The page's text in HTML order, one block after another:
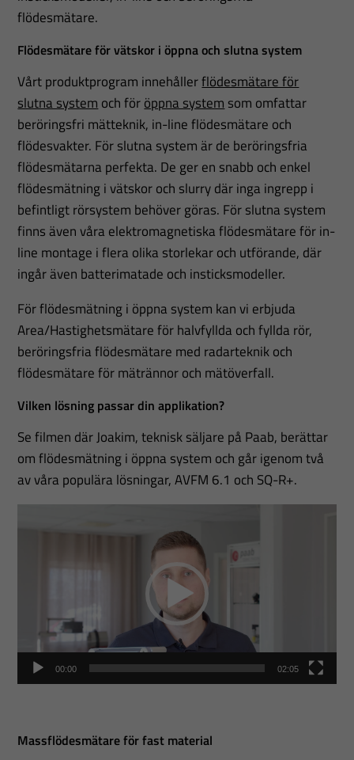
flödesmätare.
Flödesmätare för vätskor i öppna och slutna system
Vårt produktprogram innehållerflödesmätare för
slutna system och föröppna system som omfattar
beröringsfri mätteknik, in-line flödesmätare och
flödesvakter. För slutna system är de beröringsfria
flödesmätarna perfekta. De ger en snabb och enkel
flödesmätning i vätskor och slurry där inga ingrepp i
befintligt rörsystem behöver göras. För slutna system
finns även våra elektromagnetiska flödesmätare för in-
line montage i flera olika storlekar och utförande, där
ingår även batterimatade och insticksmodeller.
För flödesmätning i öppna system kan vi erbjuda
Area/Hastighetsmätare för halvfyllda och fyllda rör,
beröringsfria flödesmätare med radarteknik och
flödesmätare för mätrännor och mätöverfall.
Vilken lösning passar din applikation?
Se filmen där Joakim, teknisk säljare på Paab, berättar
om flödesmätning i öppna system och går igenom två
av våra populära lösningar, AVFM 6.1 och SQ-R+.
00:00 02:05
Massflödesmätare för fast material